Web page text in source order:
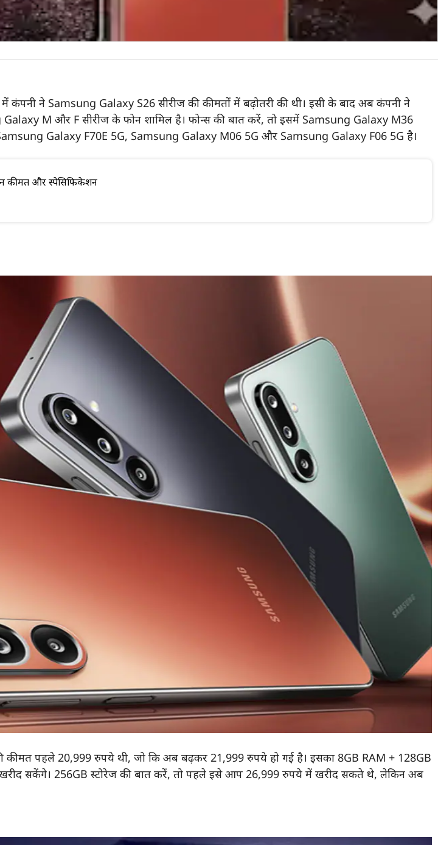
में कंपनी ने Samsung Galaxy S26 सीरीज की कीमतों में बढ़ोतरी की थी। इसी के बाद अब कंपनी ने
M और F सीरीज के फोन शामिल है। फोन्स की बात करें, तो इसमें Samsung Galaxy M36
Galaxy F70E 5G, Samsung Galaxy M06 5G और Samsung Galaxy F06 5G है।
कीमत और स्पेसिफिकेशन
कीमत पहले 20,999 रुपये थी, जो कि अब बढ़कर 21,999 रुपये हो गई है। इसका 8GB RAM + 128GB
सकेंगे। 256GB स्टोरेज की बात करें, तो पहले इसे आप 26,999 रुपये में खरीद सकते थे, लेकिन अब